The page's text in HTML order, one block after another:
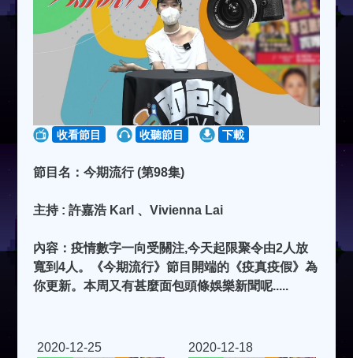
收看節目 收聽節目 下載
節目名：今期流行 (第98集)
主持 : 許嘉浩 Karl 、Vivienna Lai
內容：疫情數字一向受關注,今天起限聚令由2人放
寬到4人。《今期流行》節目開端的《疫真疫假》為
你更新。本周又有甚麼面包頭條娛樂新聞呢.....
2020-12-25 2020-12-18